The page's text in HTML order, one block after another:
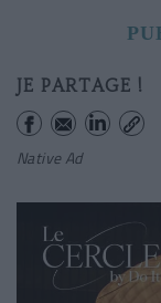
JE PARTAGE !
Native Ad